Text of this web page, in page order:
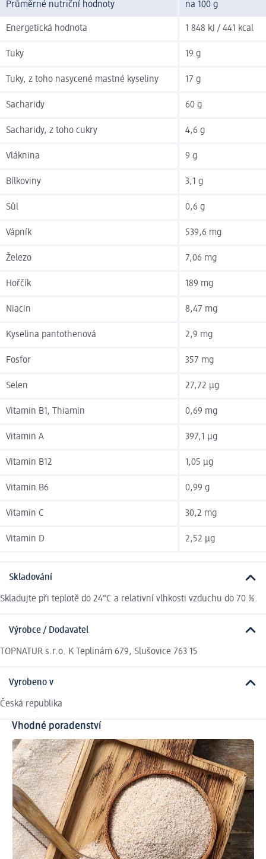
Průměrné nutriční hodnoty na 100 g
Energetická hodnota 1 848 kJ / 441 kcal
Tuky 19 g
Tuky, z toho nasycené mastné kyseliny 17 g
Sacharidy 60 g
Sacharidy, z toho cukry 4,6 g
Vláknina 9 g
Bílkoviny 3,1 g
Sůl 0,6 g
Vápník 539,6 mg
Železo 7,06 mg
Hořčík 189 mg
Niacin 8,47 mg
Kyselina pantothenová 2,9 mg
Fosfor 357 mg
Selen 27,72 µg
Vitamin B1, Thiamin 0,69 mg
Vitamin A 397,1 µg
Vitamin B12 1,05 µg
Vitamin B6 0,99 g
Vitamin C 30,2 mg
Vitamin D 2,52 µg
Skladování
Skladujte při teplotě do 24°C a relativní vlhkosti vzduchu do 70 %.
Výrobce / Dodavatel
TOPNATUR s.r.o. K Teplinám 679, Slušovice 763 15
Vyrobeno v
Česká republika
Vhodné poradenství